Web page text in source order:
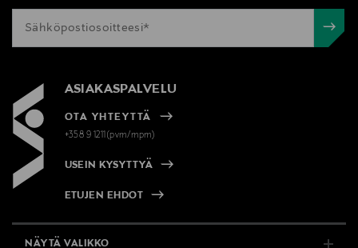
ASIAKASPALVELU
OTA YHTEYTTÄ
+358 9 1211(pvm/mpm)
USEIN KYSYTTYÄ
ETUJEN EHDOT
NÄYTÄ VALIKKO